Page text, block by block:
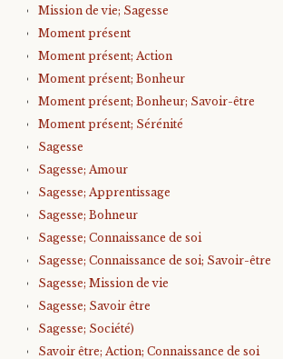
Mission de vie; Sagesse
Moment présent
Moment présent; Action
Moment présent; Bonheur
Moment présent; Bonheur; Savoir-être
Moment présent; Sérénité
Sagesse
Sagesse; Amour
Sagesse; Apprentissage
Sagesse; Bohneur
Sagesse; Connaissance de soi
Sagesse; Connaissance de soi; Savoir-être
Sagesse; Mission de vie
Sagesse; Savoir être
Sagesse; Société)
Savoir être; Action; Connaissance de soi